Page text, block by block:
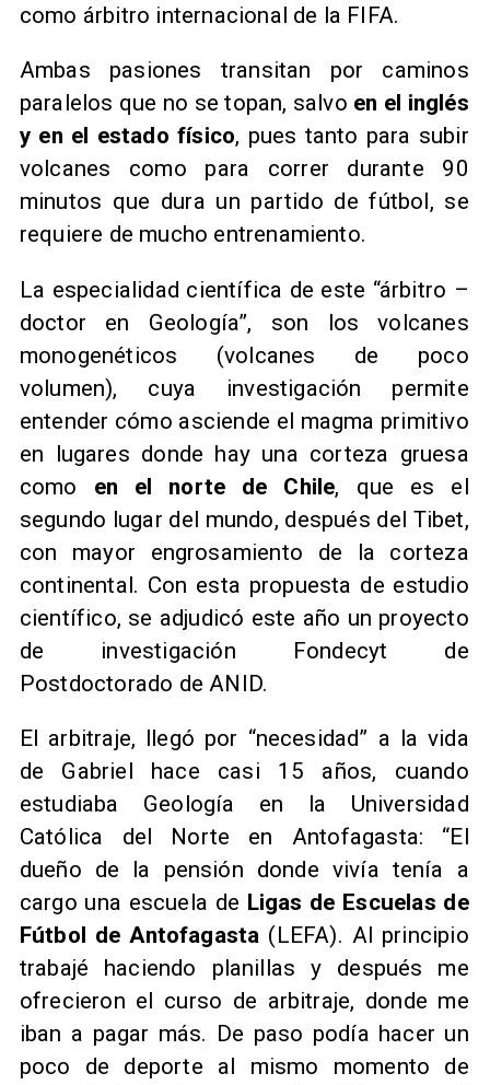
como árbitro internacional de la FIFA.
Ambas pasiones transitan por caminos
paralelos que no se topan, salvo en el inglés
y en el estado físico, pues tanto para subir
volcanes como para correr durante 90
minutos que dura un partido de fútbol, se
requiere de mucho entrenamiento.
La especialidad científica de este “árbitro –
doctor en Geología”, son los volcanes
monogenéticos (volcanes de poco
volumen), cuya investigación permite
entender cómo asciende el magma primitivo
en lugares donde hay una corteza gruesa
como en el norte de Chile, que es el
segundo lugar del mundo, después del Tibet,
con mayor engrosamiento de la corteza
continental. Con esta propuesta de estudio
científico, se adjudicó este año un proyecto
de investigación Fondecyt de
Postdoctorado de ANID.
El arbitraje, llegó por “necesidad” a la vida
de Gabriel hace casi 15 años, cuando
estudiaba Geología en la Universidad
Católica del Norte en Antofagasta: “El
dueño de la pensión donde vivía tenía a
cargo una escuela de Ligas de Escuelas de
Fútbol de Antofagasta (LEFA). Al principio
trabajé haciendo planillas y después me
ofrecieron el curso de arbitraje, donde me
iban a pagar más. De paso podía hacer un
poco de deporte al mismo momento de